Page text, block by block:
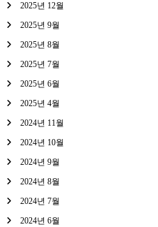
2025년 12월
2025년 9월
2025년 8월
2025년 7월
2025년 6월
2025년 4월
2024년 11월
2024년 10월
2024년 9월
2024년 8월
2024년 7월
2024년 6월